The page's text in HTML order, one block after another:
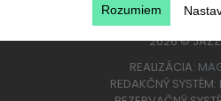
2026©
REALIZÁCIA:
REDAKČNÝ SYSTÉM:
Rozumiem